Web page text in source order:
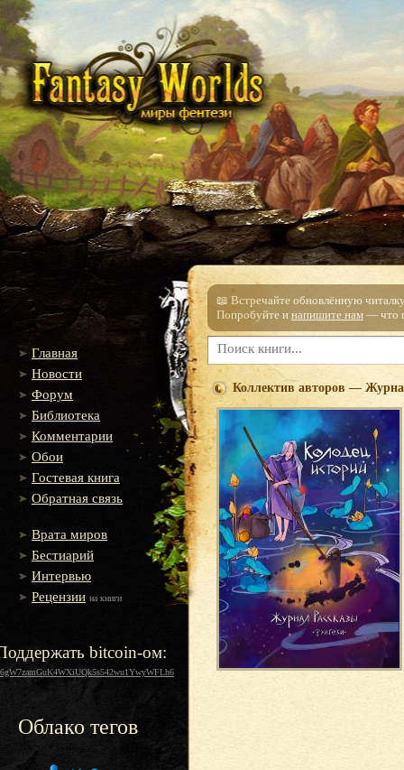
Главная
Новости
Форум
Библиотека
Комментарии
Обои
Гостевая книга
Обратная связь
Врата миров
Бестиарий
Интервью
Рецензии на книги
bitcoin-ом:
Облако тегов
📖 Встречайте обновлённую
Попробуйте и напишите нам — что
Коллектив авторов —